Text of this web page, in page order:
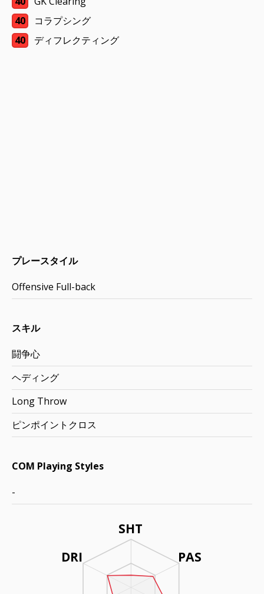
SHT
PAS
DRI
40
コラプシング
40
ディフレクティング
プレースタイル
Offensive Full-back
スキル
闘争心
ヘディング
Long Throw
ピンポイントクロス
COM Playing Styles
-